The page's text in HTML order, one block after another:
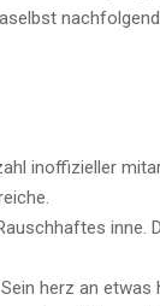
inoffizieller
herz an